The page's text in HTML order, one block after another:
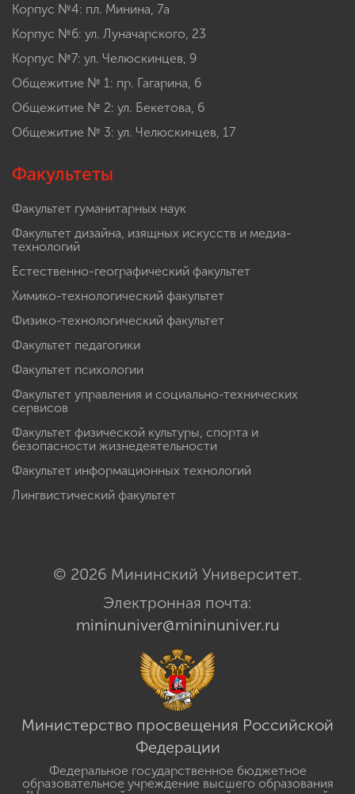
Корпус №4: пл. Минина, 7а
Корпус №6: ул. Луначарского, 23
Корпус №7: ул. Челюскинцев, 9
Общежитие № 1: пр. Гагарина, 6
Общежитие № 2: ул. Бекетова, 6
Общежитие № 3: ул. Челюскинцев, 17
Факультеты
Факультет гуманитарных наук
Факультет дизайна, изящных искусств и медиа-
технологий
Естественно-географический факультет
Химико-технологический факультет
Физико-технологический факультет
Факультет педагогики
Факультет психологии
Факультет управления и социально-технических
сервисов
Факультет физической культуры, спорта и
безопасности жизнедеятельности
Факультет информационных технологий
Лингвистический факультет
© 2026 Мининский Университет.
Электронная почта:
mininuniver@mininuniver.ru
Министерство просвещения Российской
Федерации
Федеральное государственное бюджетное
образовательное учреждение высшего образования